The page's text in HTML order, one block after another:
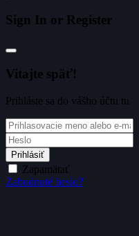
Sign In or Register
Vitajte späť!
Prihláste sa do vášho účtu tu
Prihlásiť
Zapamätať
Zabudnuté heslo?